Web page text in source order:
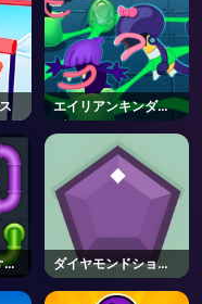
エイリアンキンダー
ガーテン
ン
ダイヤモンドショッ
ト